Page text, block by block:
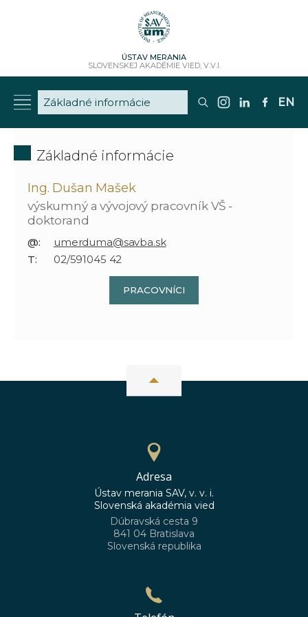
ÚSTAV MERANIA
SLOVENSKEJ AKADÉMIE VIED, V.V.I.
EN
Základné informácie
Ing. Dušan Mašek
výskumný a vývojový pracovník VŠ -
doktorand
@:
umerduma@savba.sk
T:
02/591045 42
PRACOVNÍCI
Adresa
Ústav merania SAV, v. v. i.
Slovenská akadémia vied
Dúbravská cesta 9
841 04 Bratislava
Slovenská republika